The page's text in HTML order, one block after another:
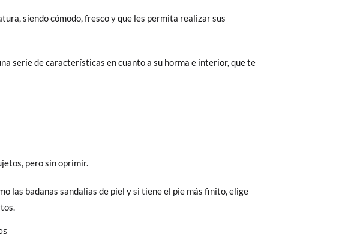
siendo cómodo, fresco y que les permita realizar sus
serie de características en cuanto a su horma e interior, que te
pero sin oprimir.
las badanas sandalias de piel y si tiene el pie más finito, elige